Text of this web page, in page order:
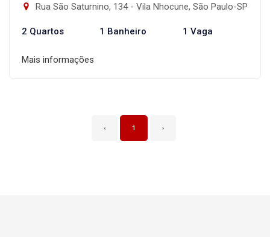
Rua São Saturnino, 134 - Vila Nhocune, São Paulo-SP
2 Quartos 1 Banheiro 1 Vaga
Mais informações
‹ 1 ›